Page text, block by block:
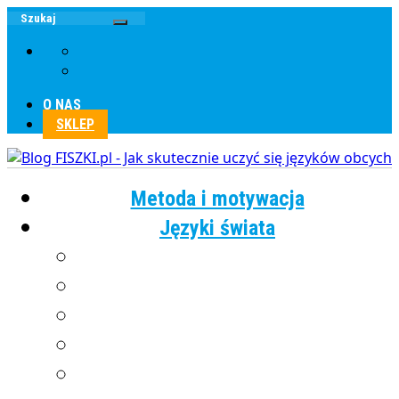
O NAS
SKLEP
Metoda i motywacja
Języki świata